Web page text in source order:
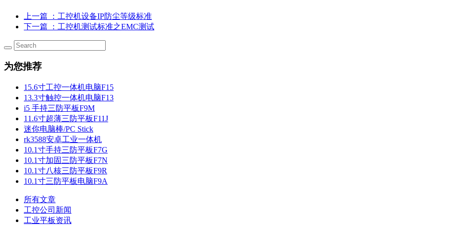
上一篇
：工控机设备IP防尘等级标准
下一篇
：工控机测试标准之EMC测试
为您推荐
15.6寸工控一体机电脑F15
13.3寸触控一体机电脑F13
i5 手持三防平板F9M
11.6寸超薄三防平板F11J
迷你电脑棒/PC Stick
rk3588安卓工业一体机
10.1寸手持三防平板F7G
10.1寸加固三防平板F7N
10.1寸八核三防平板F9R
10.1寸三防平板电脑F9A
所有文章
工控公司新闻
工业平板资讯